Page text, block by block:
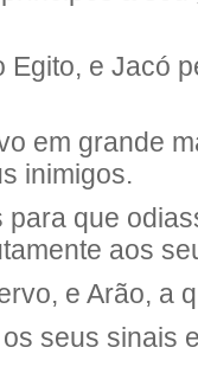
Egito, e Jacó
em grande
inimigos.
que
aos
e Arão, a
seus sinais